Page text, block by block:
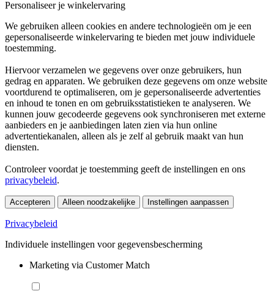
Personaliseer je winkelervaring
We gebruiken alleen cookies en andere technologieën om je een
gepersonaliseerde winkelervaring te bieden met jouw individuele
toestemming.
Hiervoor verzamelen we gegevens over onze gebruikers, hun
gedrag en apparaten. We gebruiken deze gegevens om onze website
voortdurend te optimaliseren, om je gepersonaliseerde advertenties
en inhoud te tonen en om gebruiksstatistieken te analyseren. We
kunnen jouw gecodeerde gegevens ook synchroniseren met externe
aanbieders en je aanbiedingen laten zien via hun online
advertentiekanalen, alleen als je zelf al gebruik maakt van hun
diensten.
Controleer voordat je toestemming geeft de instellingen en ons
privacybeleid.
Accepteren Alleen noodzakelijke Instellingen aanpassen
Privacybeleid
Individuele instellingen voor gegevensbescherming
Marketing via Customer Match